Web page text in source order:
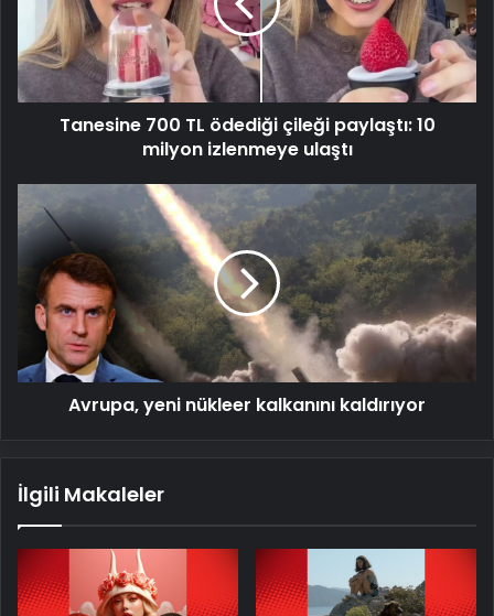
çileği
paylaştı:
10
milyon
izlenmeye
Tanesine 700 TL ödediği çileği paylaştı: 10
milyon izlenmeye ulaştı
yeni
nükleer
kalkanını
kaldırıyor
Avrupa, yeni nükleer kalkanını kaldırıyor
İlgili Makaleler